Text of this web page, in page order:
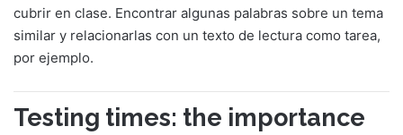
cubrir en clase. Encontrar algunas palabras sobre un tema
similar y relacionarlas con un texto de lectura como tarea,
por ejemplo.
Testing times: the importance